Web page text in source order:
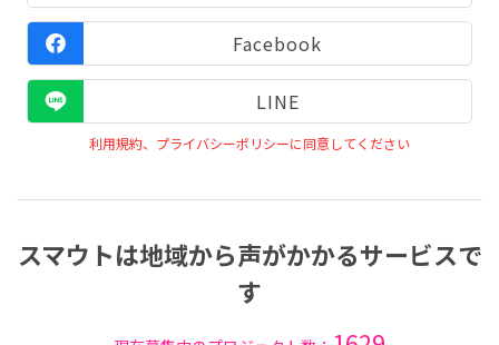
Facebook
LINE
利用規約、プライバシーポリシーに同意してください
スマウトは地域から声がかかるサービスで
す